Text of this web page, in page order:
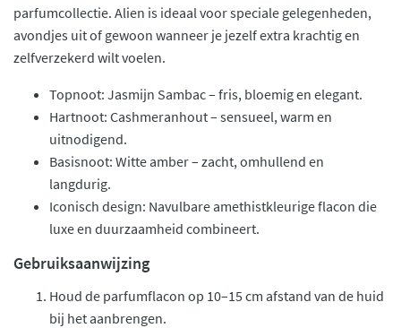
parfumcollectie. Alien is ideaal voor speciale gelegenheden,
avondjes uit of gewoon wanneer je jezelf extra krachtig en
zelfverzekerd wilt voelen.
Topnoot: Jasmijn Sambac – fris, bloemig en elegant.
Hartnoot: Cashmeranhout – sensueel, warm en
uitnodigend.
Basisnoot: Witte amber – zacht, omhullend en
langdurig.
Iconisch design: Navulbare amethistkleurige flacon die
luxe en duurzaamheid combineert.
Gebruiksaanwijzing
Houd de parfumflacon op 10–15 cm afstand van de huid
bij het aanbrengen.